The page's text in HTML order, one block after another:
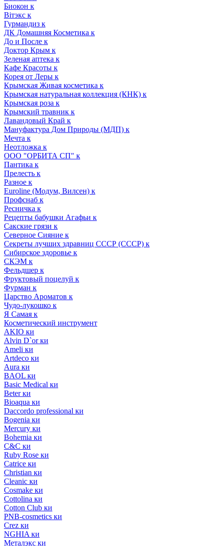
Биокон к
Вiтэкс к
Гурмандиз к
ДК Домашняя Косметика к
До и После к
Доктор Крым к
Зеленая аптека к
Кафе Красоты к
Корея от Леры к
Крымская Живая косметика к
Крымская натуральная коллекция (КНК) к
Крымская роза к
Крымский травник к
Лавандовый Край к
Мануфактура Дом Природы (МДП) к
Мечта к
Неотложка к
ООО "ОРБИТА СП" к
Пантика к
Прелесть к
Разное к
Euroline (Модум, Вилсен) к
Профснаб к
Ресничка к
Рецепты бабушки Агафьи к
Сакские грязи к
Северное Сияние к
Секреты лучших здравниц СССР (СССР) к
Сибирское здоровье к
СКЭМ к
Фельдшер к
Фруктовый поцелуй к
Фурман к
Царство Ароматов к
Чудо-лукошко к
Я Самая к
Косметический инструмент
AKIO ки
Alvin D`or ки
Ameli ки
Artdeco ки
Aura ки
BAOL ки
Basic Medical ки
Beter ки
Bioaqua ки
Daccordo professional ки
Bogenia ки
Mercury ки
Bohemia ки
C&C ки
Ruby Rose ки
Catrice ки
Christian ки
Cleanic ки
Cosmake ки
Cottolina ки
Cotton Club ки
PNB-cosmetics ки
Crez ки
NGHIA ки
Металэкс ки